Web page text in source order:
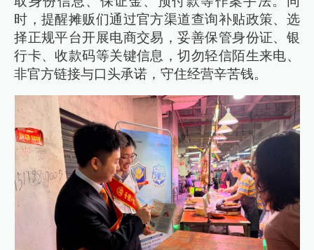
时，提醒摊贩们通过官方渠道查询补贴政策、选
择正规平台开展电商交易，妥善保管身份证、银
行卡、收款码等关键信息，切勿轻信陌生来电、
非官方链接与口头承诺，守住经营辛苦钱。